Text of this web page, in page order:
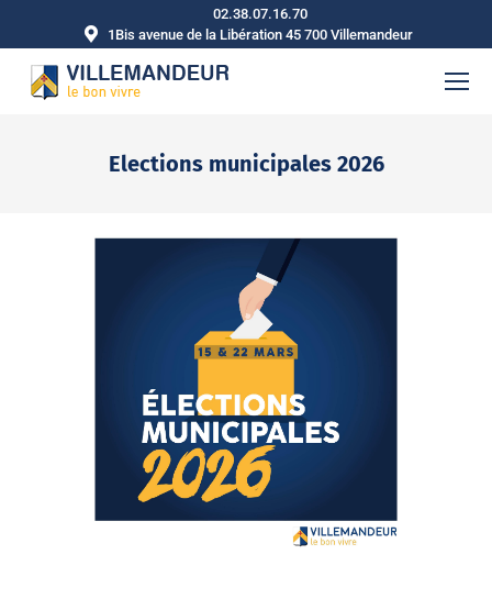
02.38.07.16.70
1Bis avenue de la Libération 45 700 Villemandeur
Elections municipales 2026